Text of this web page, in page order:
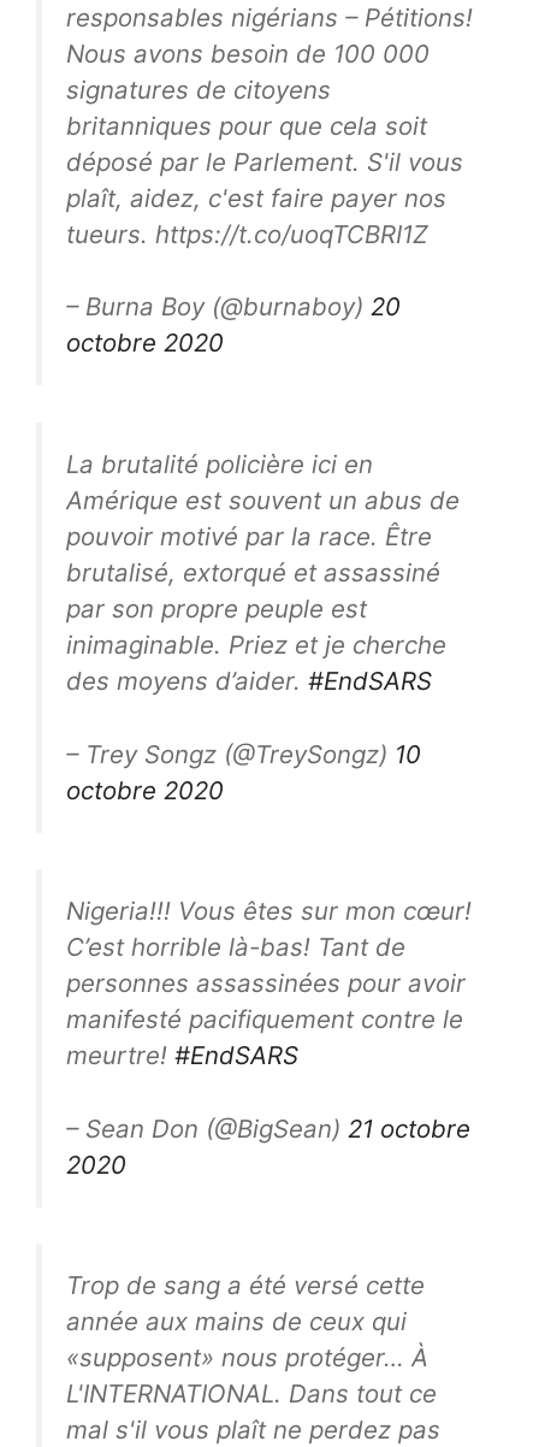
responsables nigérians – Pétitions!
Nous avons besoin de 100 000
signatures de citoyens
britanniques pour que cela soit
déposé par le Parlement. S'il vous
plaît, aidez, c'est faire payer nos
tueurs. https://t.co/uoqTCBRI1Z
– Burna Boy (@burnaboy) 20
octobre 2020
La brutalité policière ici en
Amérique est souvent un abus de
pouvoir motivé par la race. Être
brutalisé, extorqué et assassiné
par son propre peuple est
inimaginable. Priez et je cherche
des moyens d’aider. #EndSARS
– Trey Songz (@TreySongz) 10
octobre 2020
Nigeria!!! Vous êtes sur mon cœur!
C’est horrible là-bas! Tant de
personnes assassinées pour avoir
manifesté pacifiquement contre le
meurtre! #EndSARS
– Sean Don (@BigSean) 21 octobre
2020
Trop de sang a été versé cette
année aux mains de ceux qui
«supposent» nous protéger… À
L'INTERNATIONAL. Dans tout ce
mal s'il vous plaît ne perdez pas